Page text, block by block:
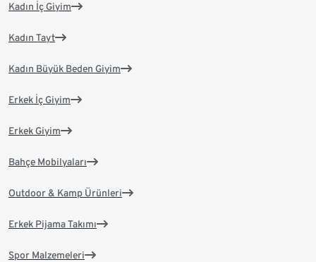
Kadın İç Giyim
Kadın Tayt
Kadın Büyük Beden Giyim
Erkek İç Giyim
Erkek Giyim
Bahçe Mobilyaları
Outdoor & Kamp Ürünleri
Erkek Pijama Takımı
Spor Malzemeleri